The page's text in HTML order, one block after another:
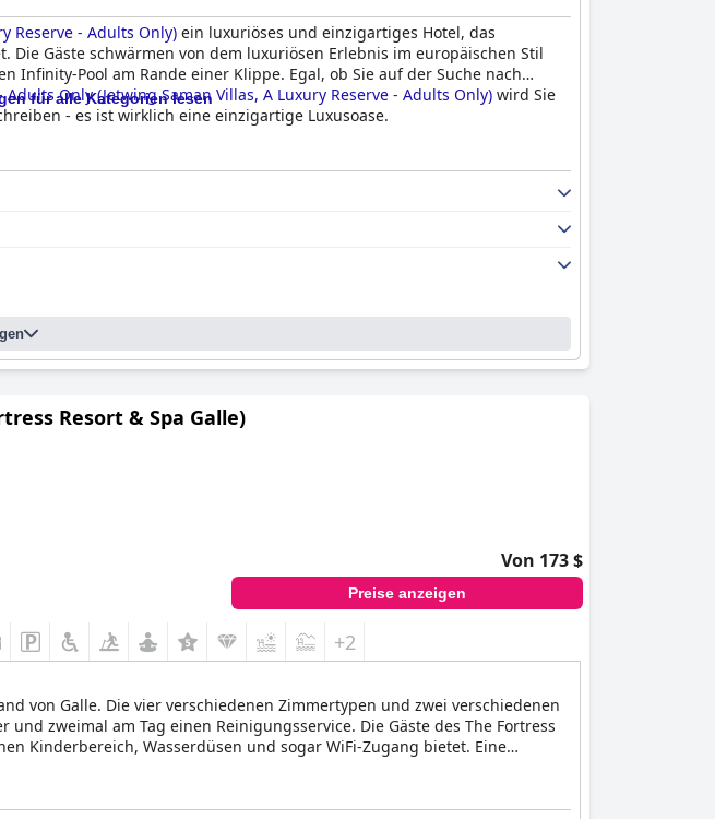
Reserve - Adults Only) ein luxuriöses und einzigartiges Hotel, das
Gäste schwärmen von dem luxuriösen Erlebnis im europäischen Stil
Pool am Rande einer Klippe. Egal, ob Sie auf der Suche nach
Adults Only (Jetwing Saman Villas, A Luxury Reserve - Adults Only) wird Sie
- es ist wirklich eine einzigartige Luxusoase.
für alle Kategorien lesen
Resort & Spa Galle)
Von 173 $
Preise anzeigen
+2
von Galle. Die vier verschiedenen Zimmertypen und zwei verschiedenen
zweimal am Tag einen Reinigungsservice. Die Gäste des The Fortress
Kinderbereich, Wasserdüsen und sogar WiFi-Zugang bietet. Eine
Wassersport, Badminton und Walbeobachtungsausflüge zu
Ayurveda-Spa nutzen, in dem Ihr Wohlbefinden an erster Stelle